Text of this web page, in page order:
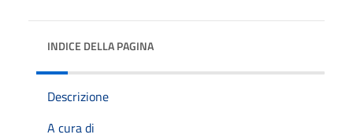
INDICE DELLA PAGINA
Descrizione
A cura di